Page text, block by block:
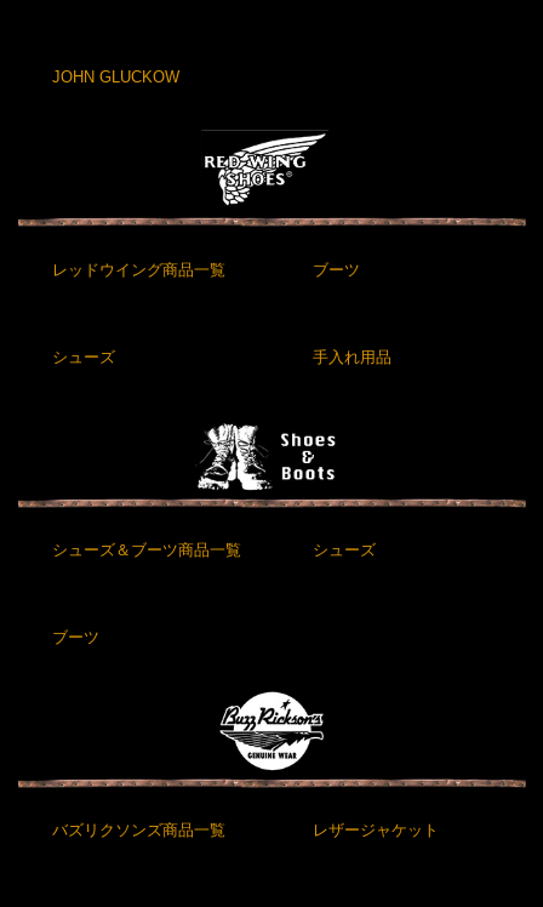
JOHN GLUCKOW
レッドウイング商品一覧 ブーツ
シューズ 手入れ用品
シューズ＆ブーツ商品一覧 シューズ
ブーツ
バズリクソンズ商品一覧 レザージャケット